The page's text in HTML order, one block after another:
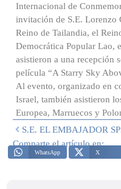
Internacional de
invitación de S.E. Lorenzo
Reino de Tailandia, el
Democrática Popular Lao,
asistieron a una recepción
película “A Starry Sky
Al evento, organizado en
Israel, también asistieron
Europea, Marruecos y
S.E.
Comparte el artículo en:
WhatsApp X